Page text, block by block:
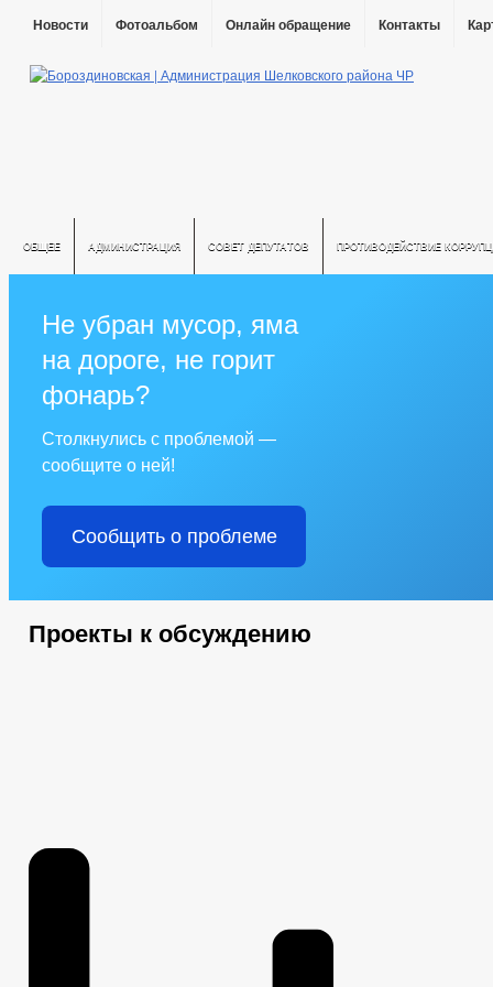
Новости Фотоальбом Онлайн обращение Контакты
ОБЩЕЕ АДМИНИСТРАЦИЯ СОВЕТ ДЕПУТАТОВ ПРОТИВОДЕЙСТВИЕ
Не убран мусор, яма
на дороге, не горит
фонарь?
Столкнулись с проблемой —
сообщите о ней!
Сообщить о проблеме
Проекты к обсуждению